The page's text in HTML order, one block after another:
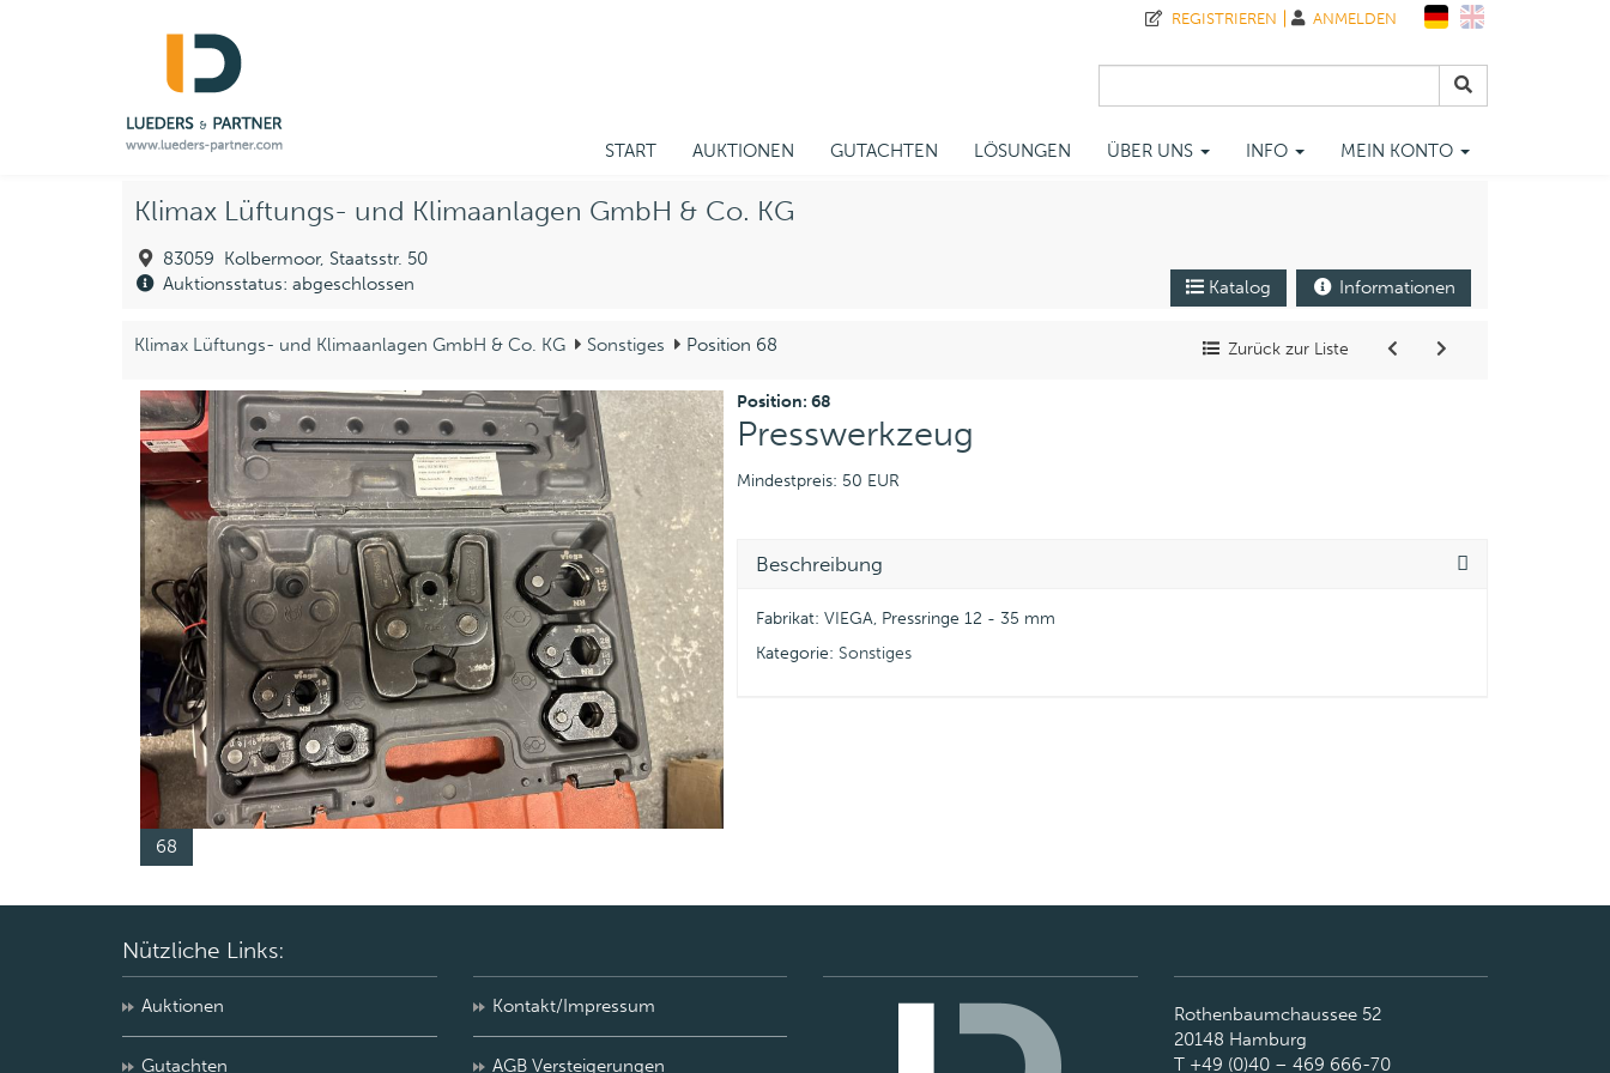
START AUKTIONEN GUTACHTEN LÖSUNGEN ÜBER UNS INFO MEIN KONTO
REGISTRIEREN ANMELDEN
Klimax Lüftungs- und Klimaanlagen GmbH & Co. KG
83059 Kolbermoor, Staatsstr. 50
Auktionsstatus: abgeschlossen
Katalog Informationen
Klimax Lüftungs- und Klimaanlagen GmbH & Co. KG Sonstiges Position 68 Zurück zur Liste
Position: 68
Presswerkzeug
Mindestpreis: 50 EUR
Beschreibung
Fabrikat: VIEGA, Pressringe 12 - 35 mm
Kategorie: Sonstiges
68
Nützliche Links:
Auktionen
Gutachten
Kontakt/Impressum
AGB Versteigerungen
Rothenbaumchaussee 52
20148 Hamburg
T +49 (0)40 – 469 666-70